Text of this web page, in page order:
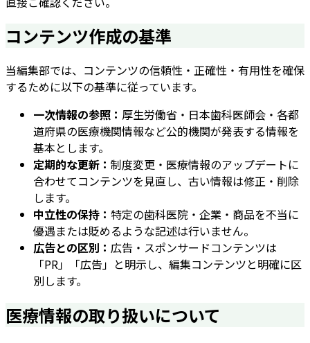
コンテンツ作成の基準
当編集部では、コンテンツの信頼性・正確性・有用性を確保
するために以下の基準に従っています。
一次情報の参照： 厚生労働省・日本歯科医師会・各都
道府県の医療機関情報など公的機関が発表する情報を
基本とします。
定期的な更新： 制度変更・医療情報のアップデートに
合わせてコンテンツを見直し、古い情報は修正・削除
します。
中立性の保持： 特定の歯科医院・企業・商品を不当に
優遇または貶めるような記述は行いません。
広告との区別： 広告・スポンサードコンテンツは
「PR」「広告」と明示し、編集コンテンツと明確に区
別します。
医療情報の取り扱いについて